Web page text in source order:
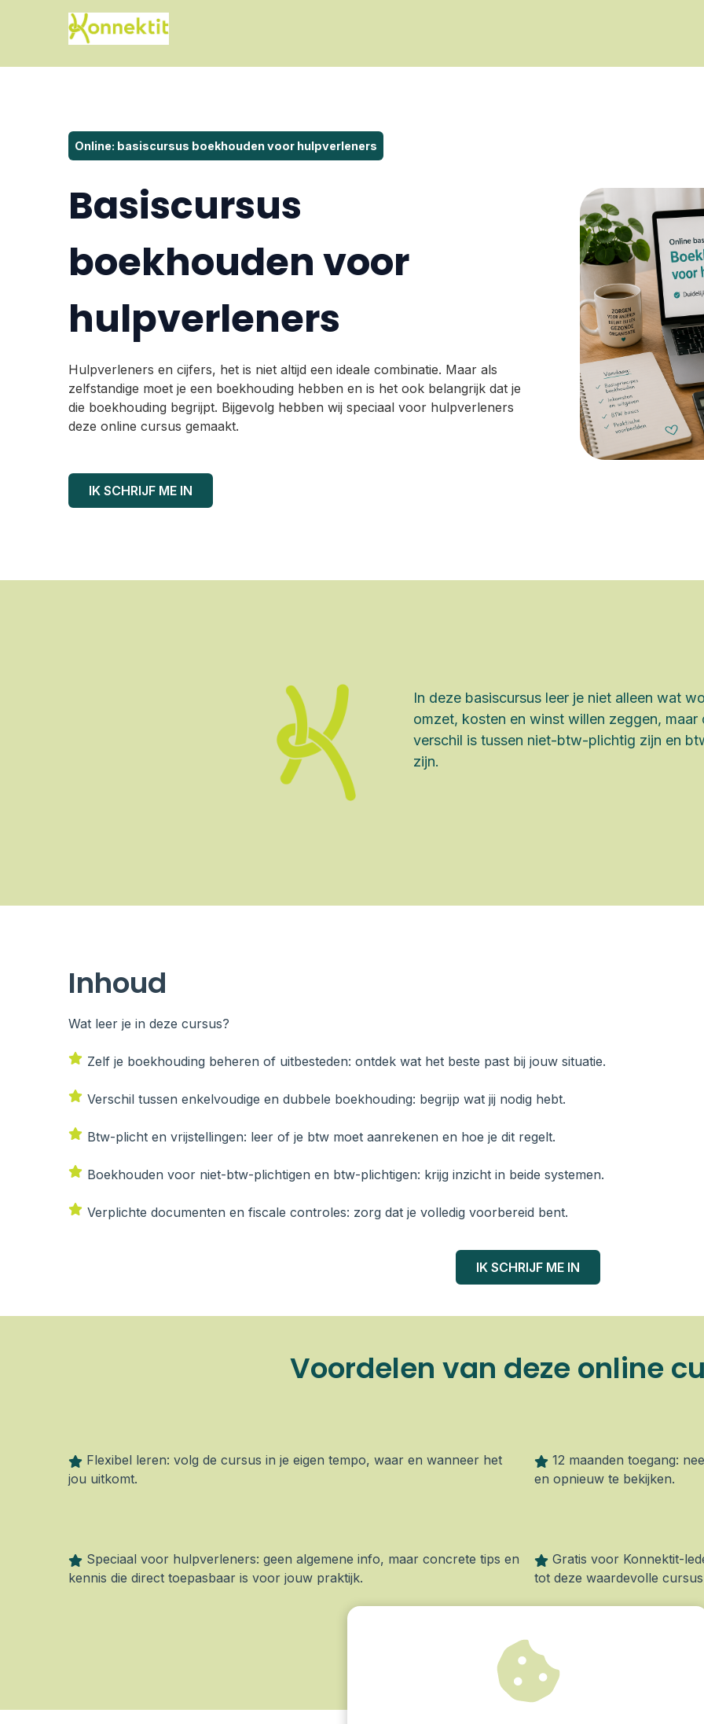
Online: basiscursus boekhouden voor hulpverleners
Basiscursus
boekhouden voor
hulpverleners
Hulpverleners en cijfers, het is niet altijd een ideale combinatie. Maar als
zelfstandige moet je een boekhouding hebben en is het ook belangrijk dat je
die boekhouding begrijpt. Bijgevolg hebben wij speciaal voor hulpverleners
deze online cursus gemaakt.
IK SCHRIJF ME IN
In deze basiscursus leer je niet alleen wat
omzet, kosten en winst willen zeggen,
verschil is tussen niet-btw-plichtig zijn en
zijn.
Inhoud
Wat leer je in deze cursus?
Zelf je boekhouding beheren of uitbesteden: ontdek wat het beste past bij jouw situatie.
Verschil tussen enkelvoudige en dubbele boekhouding: begrijp wat jij nodig hebt.
Btw-plicht en vrijstellingen: leer of je btw moet aanrekenen en hoe je dit regelt.
Boekhouden voor niet-btw-plichtigen en btw-plichtigen: krijg inzicht in beide systemen.
Verplichte documenten en fiscale controles: zorg dat je volledig voorbereid bent.
IK SCHRIJF ME IN
Voordelen van deze online
Flexibel leren: volg de cursus in je eigen tempo, waar en wanneer het
jou uitkomt.
12 maanden toegang:
en opnieuw te bekijken.
Speciaal voor hulpverleners: geen algemene info, maar concrete tips en
kennis die direct toepasbaar is voor jouw praktijk.
Gratis voor Konnektit-
tot deze waardevolle
IK DOE MEE